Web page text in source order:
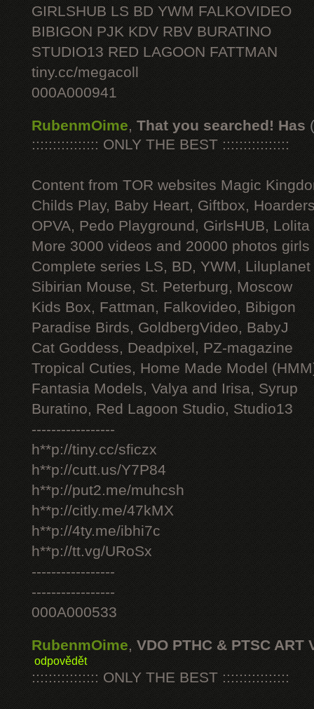
GIRLSHUB LS BD YWM FALKOVIDEO
BIBIGON PJK KDV RBV BURATINO
STUDIO13 RED LAGOON FATTMAN
tiny.cc/megacoll
000A000941
RubenmOime, That you searched! Has
:::::::::::::::: ONLY THE BEST ::::::::::::::::
Content from TOR websites Magic
Childs Play, Baby Heart, Giftbox,
OPVA, Pedo Playground, GirlsHUB, Lolita
More 3000 videos and 20000 photos
Complete series LS, BD, YWM, Liluplanet
Sibirian Mouse, St. Peterburg, Moscow
Kids Box, Fattman, Falkovideo, Bibigon
Paradise Birds, GoldbergVideo, BabyJ
Cat Goddess, Deadpixel, PZ-magazine
Tropical Cuties, Home Made Model
Fantasia Models, Valya and Irisa, Syrup
Buratino, Red Lagoon Studio, Studio13
-----------------
h**p://tiny.cc/sficzx
h**p://cutt.us/Y7P84
h**p://put2.me/muhcsh
h**p://citly.me/47kMX
h**p://4ty.me/ibhi7c
h**p://tt.vg/URoSx
-----------------
-----------------
000A000533
RubenmOime, VDO PTHC & PTSC ART
odpovědět
:::::::::::::::: ONLY THE BEST ::::::::::::::::